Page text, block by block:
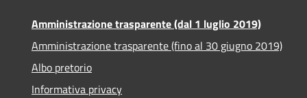
Amministrazione trasparente (dal 1 luglio 2019)
Amministrazione trasparente (fino al 30 giugno 2019)
Albo pretorio
Informativa privacy